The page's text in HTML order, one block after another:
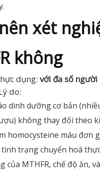
xét
không
dụng: với đa số
do:
dinh dưỡng cơ bản
không thay đổi theo
homocysteine máu đơn
trạng chuyển hoá
của MTHFR, chế độ ăn,